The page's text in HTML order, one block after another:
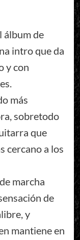
álbum de
intro que da
y con
más
sobretodo
que
cercano a los
marcha
de
y
mantiene en